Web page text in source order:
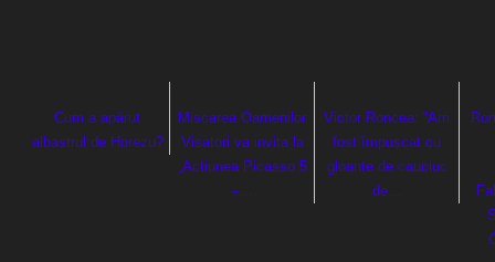
Cum a apărut
albastrul de Horezu?
Miscarea Oamenilor
Visatori va invita la
„Actiunea Picasso 5
–…
Victor Roncea: “Am
fost împușcat cu
gloanțe de cauciuc
de…